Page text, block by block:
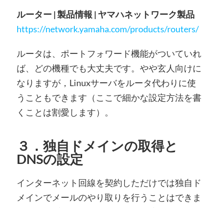
ルーター | 製品情報 | ヤマハネットワーク製品
https://network.yamaha.com/products/routers/
ルータは、ポートフォワード機能がついていれ
ば、どの機種でも大丈夫です。やや玄人向けに
なりますが，Linuxサーバをルータ代わりに使
うこともできます（ここで細かな設定方法を書
くことは割愛します）。
３．独自ドメインの取得と
DNSの設定
インターネット回線を契約しただけでは独自ド
メインでメールのやり取りを行うことはできま